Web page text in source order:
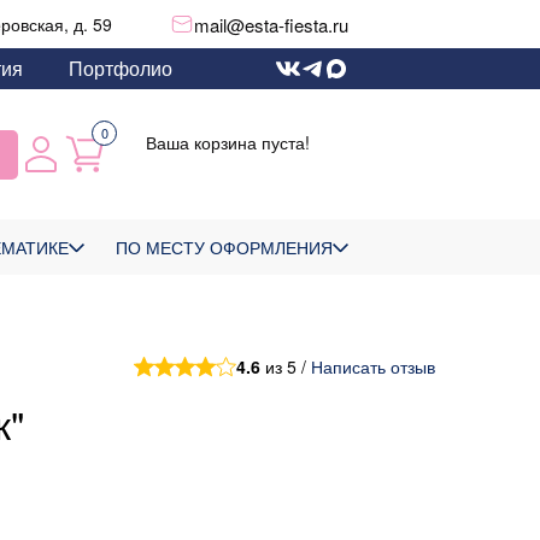
д. 59 mail@esta-fiesta.ru
Портфолио
0 Ваша корзина пуста!
ПО МЕСТУ ОФОРМЛЕНИЯ
4.6 из 5 / Написать отзыв